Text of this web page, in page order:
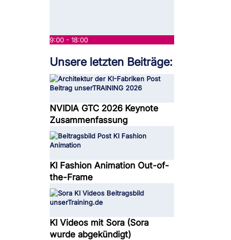
9:00 - 18:00
Unsere letzten Beiträge:
NVIDIA GTC 2026 Keynote
Zusammenfassung
KI Fashion Animation Out-of-
the-Frame
KI Videos mit Sora (Sora
wurde abgekündigt)